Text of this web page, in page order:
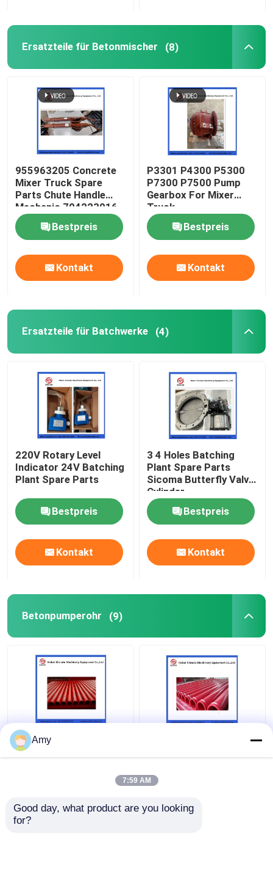
Betonpumpe-Teile Schwing
Ersatzteile für Batchwerke
Betonpumpe Ellenbogen
Betonpumpen aus Gummi
Betonpumpen-Klammeranschluss
Betonpumpenreinigungskugel
Betonbohrer
Pump für den Rexthod
Betonpumpeteile SANY
Ersatzteile für Zoomlion-Betonpumpen
Zubehör für Betonpumpen
Ersatzteile für Betonmischer (8)
955963205 Concrete
Mixer Truck Spare
Parts Chute Handle
Mechanic 704223016
Bestpreis
Kontakt
P3301 P4300 P5300
P7300 P7500 Pump
Gearbox For Mixer
Truck
Bestpreis
Kontakt
Ersatzteile für Batchwerke (4)
220V Rotary Level
Indicator 24V Batching
Plant Spare Parts
Bestpreis
Kontakt
3 4 Holes Batching
Plant Spare Parts
Sicoma Butterfly Valve
Cylinder
Electropneumatic
Actuator Cylinder
Bestpreis
Kontakt
Betonpumperohr (9)
Amy
7:59 AM
Good day, what product are you looking
for?